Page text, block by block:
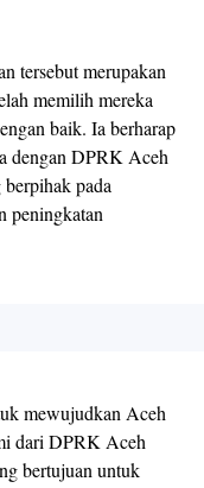
tersebut merupakan
memilih mereka
baik. Ia berharap
dengan DPRK Aceh
pada
peningkatan
mewujudkan Aceh
dari DPRK Aceh
bertujuan untuk